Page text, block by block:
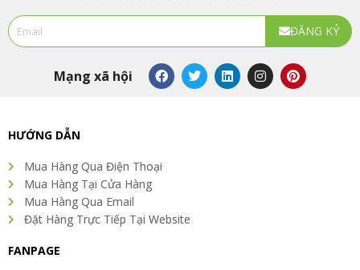
Email
ĐĂNG KÝ
Mạng xã hội F
a
c
k
T
w
i
L
i
n
I
n
s
P
i
n
HƯỚNG DẪN
Mua Hàng Qua Điện Thoại
Mua Hàng Tại Cửa Hàng
Mua Hàng Qua Email
Đặt Hàng Trực Tiếp Tại Website
FANPAGE